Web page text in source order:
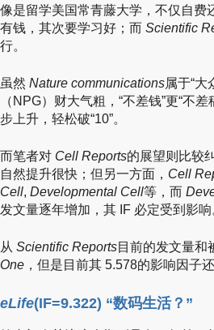
像是留学美国常青藤大学，不仅自费
有钱，其次要学习好；而 Scientific
行。
虽然 Nature communications属于“
（NPG）财大气粗，“不差钱”更“不
步上升，轻松破“10”。
而笔者对 Cell Reports的展望则比较
自然提升很快；但另一方面， Cell
Cell, Developmental Cell等，而
发文量逐年增加，其 IF 必定受到影
从 Scientific Reports目前的发文量
One ，但是目前其 5.578的影响因子
eLife(IF=9.322) “数码生活？”